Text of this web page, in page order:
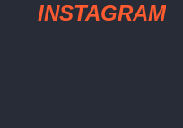
INSTAGRAM